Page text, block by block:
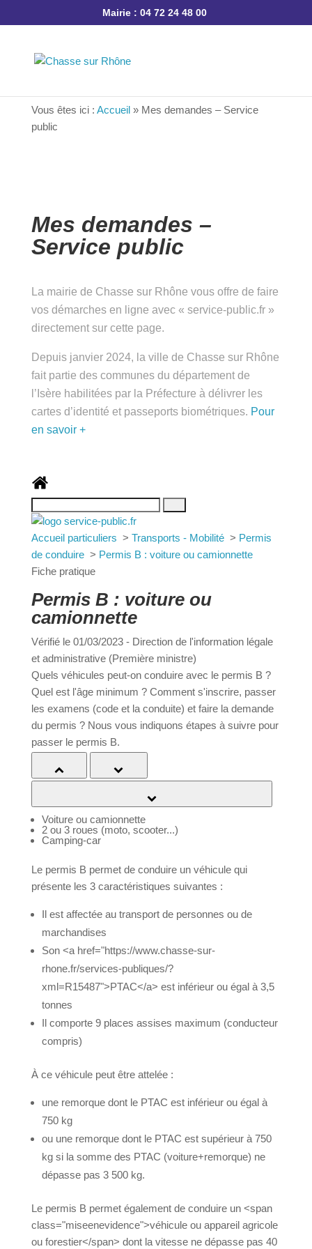
Mairie : 04 72 24 48 00
Vous êtes ici :Accueil»Mes demandes – Service
public
Mes demandes –
Service public
La mairie de Chasse sur Rhône vous offre de
faire vos démarches en ligne avec « service-
public.fr » directement sur cette page.
Depuis janvier 2024, la ville de Chasse sur Rhône
fait partie des communes du département de
l’Isère habilitées par la Préfecture à délivrer les
cartes d’identité et passeports biométriques.Pour
en savoir +
Accueil particuliers> Transports - Mobilité > Permis
de conduire> Permis B : voiture ou camionnette
Fiche pratique
Permis B : voiture ou
camionnette
Vérifié le 01/03/2023 - Direction de l'information
légale et administrative (Première ministre)
Quels véhicules peut-on conduire avec le permis
B ? Quel est l'âge minimum ? Comment s'inscrire,
passer les examens (code et la conduite) et faire la
demande du permis ? Nous vous indiquons étapes
à suivre pour passer le permis B.
Voiture ou camionnette
2 ou 3 roues (moto, scooter...)
Camping-car
Le permis B permet de conduire un véhicule qui
présente les 3 caractéristiques suivantes :
Il est affectée au transport de personnes ou de
marchandises
Son <a href="https://www.chasse-sur-
rhone.fr/services-publiques/?
xml=R15487">PTAC</a> est inférieur ou égal à 3,5
tonnes
Il comporte 9 places assises maximum
(conducteur compris)
À ce véhicule peut être attelée :
une remorque dont le PTAC est inférieur ou égal
à 750 kg
ou une remorque dont le PTAC est supérieur à
750 kg si la somme des PTAC (voiture+remorque)
ne dépasse pas 3 500 kg.
Le permis B permet également de conduire un
<span class="miseenevidence">véhicule ou
appareil agricole ou forestier</span> dont la
a
Portail
Signaler